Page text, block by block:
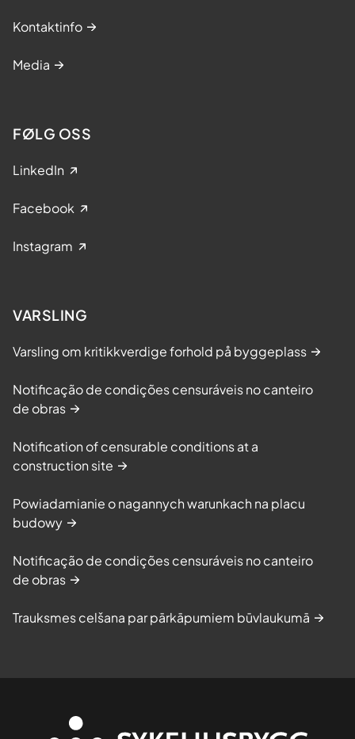
Kontaktinfo
Media
FØLG OSS
LinkedIn
Facebook
Instagram
VARSLING
Varsling om kritikkverdige forhold på byggeplass
Notificação de condições censuráveis no canteiro
de obras
Notification of censurable conditions at a
construction site
Powiadamianie o nagannych warunkach na placu
budowy
Notificação de condições censuráveis no canteiro
de obras
Trauksmes celšana par pārkāpumiem būvlaukumā